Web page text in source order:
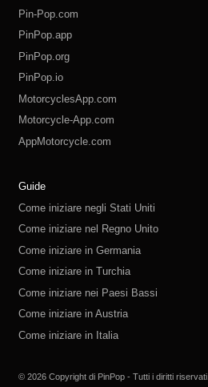
Pin-Pop.com
PinPop.app
PinPop.org
PinPop.io
MotorcyclesApp.com
Motorcycle-App.com
AppMotorcycle.com
Guide
Come iniziare negli Stati Uniti
Come iniziare nel Regno Unito
Come iniziare in Germania
Come iniziare in Turchia
Come iniziare nei Paesi Bassi
Come iniziare in Austria
Come iniziare in Italia
© 2026 Copyright di PinPop - Tutti i diritti riservati.